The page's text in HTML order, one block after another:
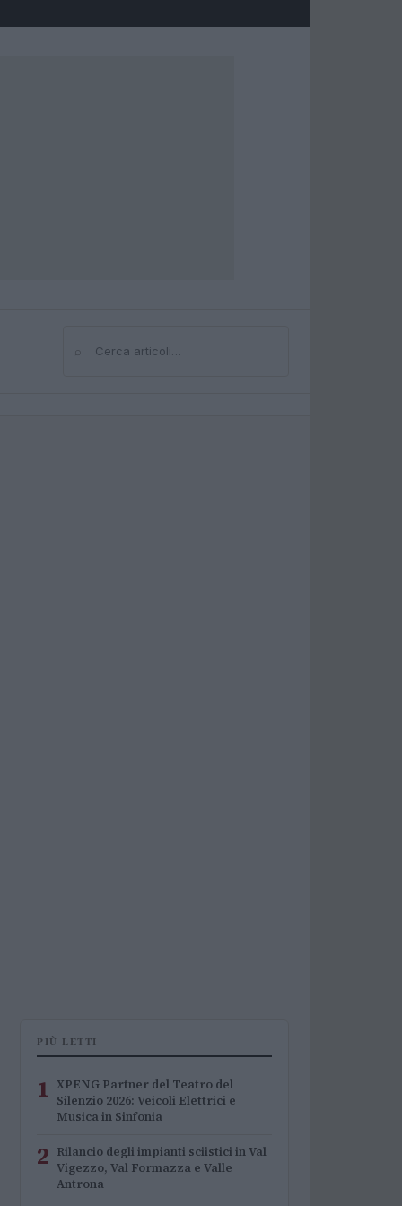
⌕Cerca
PIÙ LETTI
1 XPENG Partner del Teatro del
Silenzio 2026: Veicoli Elettrici e
Musica in Sinfonia
2 Rilancio degli impianti sciistici in Val
Vigezzo, Val Formazza e Valle
Antrona